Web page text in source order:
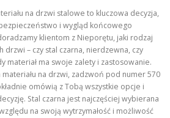
na drzwi stalowe to kluczowa decyzja,
i wygląd końcowego
klientom z Nieporętu, jaki rodzaj
drzwi – czy stal czarna, nierdzewna, czy
materiał ma swoje zalety i zastosowanie.
na drzwi, zadzwoń pod numer 570
omówią z Tobą wszystkie opcje i
Stal czarna jest najczęściej wybierana
na swoją wytrzymałość i możliwość